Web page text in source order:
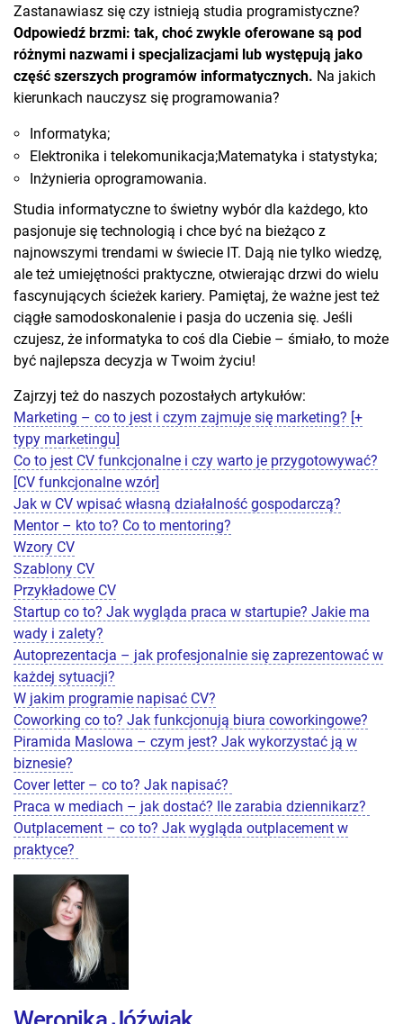
Zastanawiasz się czy istnieją studia programistyczne?
Odpowiedź brzmi: tak, choć zwykle oferowane są pod
różnymi nazwami i specjalizacjami lub występują jako
część szerszych programów informatycznych. Na jakich
kierunkach nauczysz się programowania?
Informatyka;
Elektronika i telekomunikacja;Matematyka i statystyka;
Inżynieria oprogramowania.
Studia informatyczne to świetny wybór dla każdego, kto
pasjonuje się technologią i chce być na bieżąco z
najnowszymi trendami w świecie IT. Dają nie tylko wiedzę,
ale też umiejętności praktyczne, otwierając drzwi do wielu
fascynujących ścieżek kariery. Pamiętaj, że ważne jest też
ciągłe samodoskonalenie i pasja do uczenia się. Jeśli
czujesz, że informatyka to coś dla Ciebie – śmiało, to może
być najlepsza decyzja w Twoim życiu!
Zajrzyj też do naszych pozostałych artykułów:
Marketing – co to jest i czym zajmuje się marketing? [+
typy marketingu]
Co to jest CV funkcjonalne i czy warto je przygotowywać?
[CV funkcjonalne wzór]
Jak w CV wpisać własną działalność gospodarczą?
Mentor – kto to? Co to mentoring?
Wzory CV
Szablony CV
Przykładowe CV
Startup co to? Jak wygląda praca w startupie? Jakie ma
wady i zalety?
Autoprezentacja – jak profesjonalnie się zaprezentować w
każdej sytuacji?
W jakim programie napisać CV?
Coworking co to? Jak funkcjonują biura coworkingowe?
Piramida Maslowa – czym jest? Jak wykorzystać ją w
biznesie?
Cover letter – co to? Jak napisać?
Praca w mediach – jak dostać? Ile zarabia dziennikarz?
Outplacement – co to? Jak wygląda outplacement w
praktyce?